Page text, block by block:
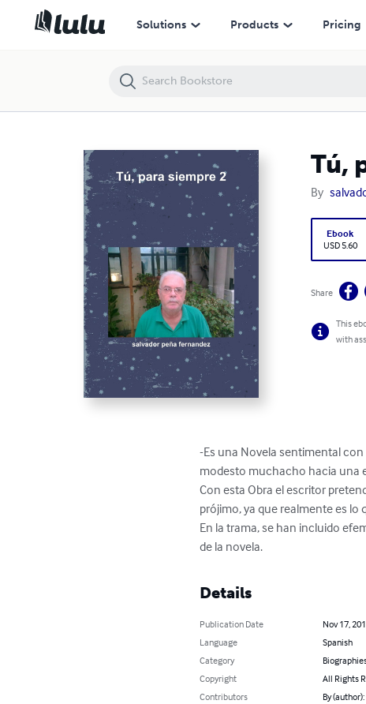
Solutions Products Pricing
Tú,
By
Ebook
USD 5.60
Share
This
with
-Es una Novela sentimental
modesto muchacho hacia una
Con esta Obra el escritor
prójimo, ya que realmente es lo
En la trama, se han incluido
de la novela.
Details
Publication Date
Nov 17,
Language
Spanish
Category
Copyright
All Rights
Contributors
By
Tú, para siempre 2